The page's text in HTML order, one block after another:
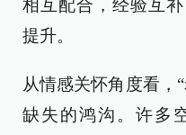
相互配合，经验互
提升。
从情感关怀角度看，
缺失的鸿沟。许多